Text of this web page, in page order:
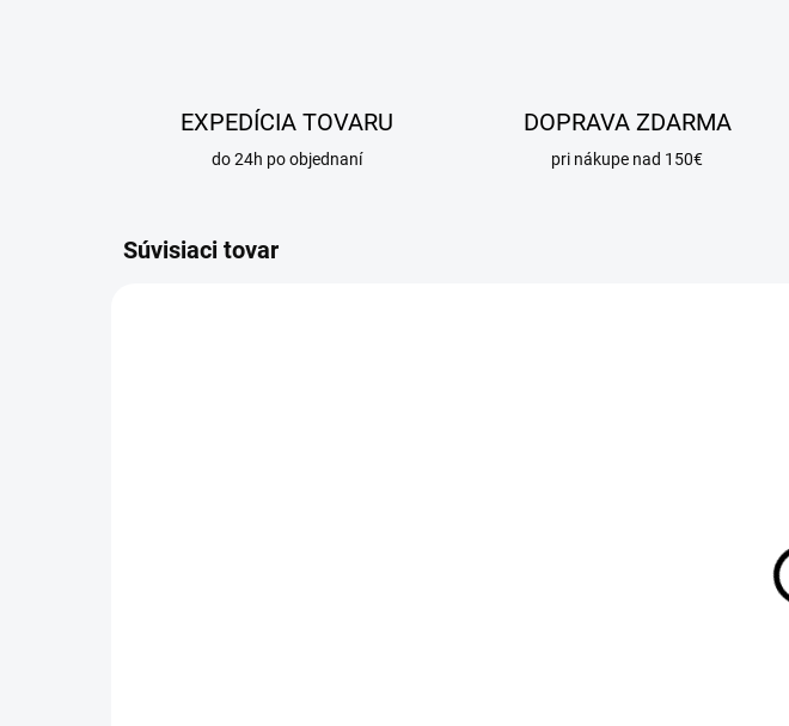
EXPEDÍCIA TOVARU
do 24h po objednaní
DOPRAVA ZDARMA
pri nákupe nad 150€
Súvisiaci tovar